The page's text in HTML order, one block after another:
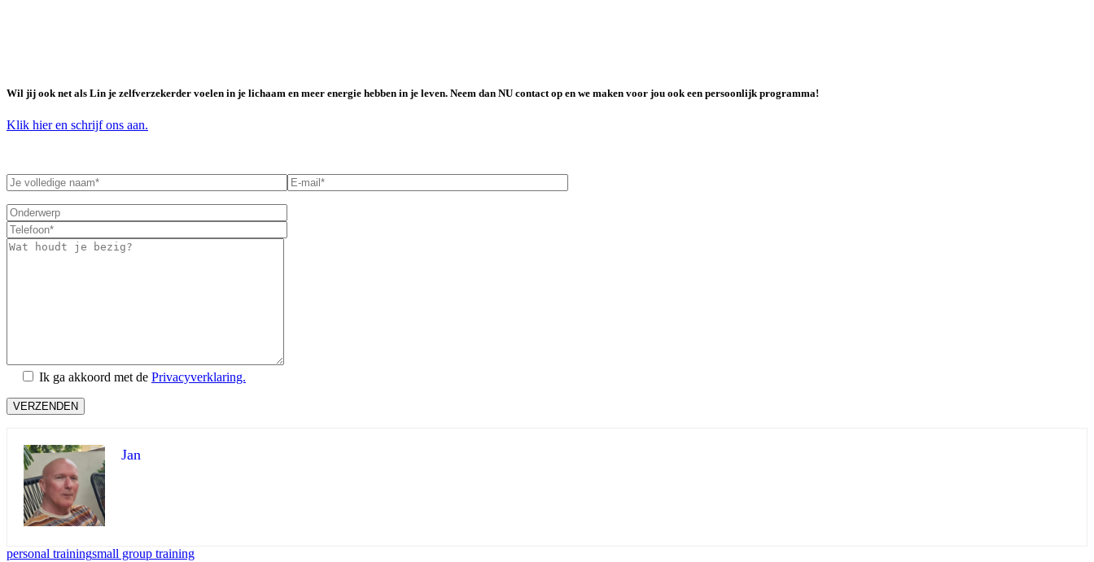
Wil jij ook net als Lin je zelfverzekerder voelen in je lichaam en meer energie hebben in je leven. Neem dan NU contact op en we maken voor jou ook een persoonlijk programma!
Klik hier en schrijf ons aan.
Ik ga akkoord met de Privacyverklaring.
VERZENDEN
Jan
personal trainingsmall group training